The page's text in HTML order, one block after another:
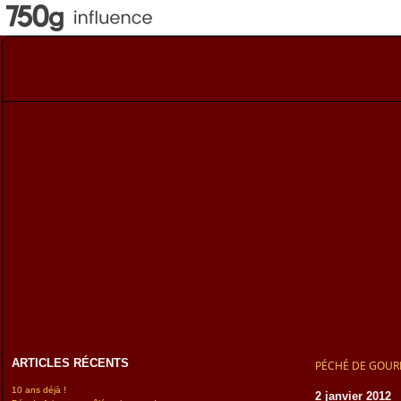
ARTICLES RÉCENTS
10 ans déjà !
PÉCHÉ DE
2 janvier 2012